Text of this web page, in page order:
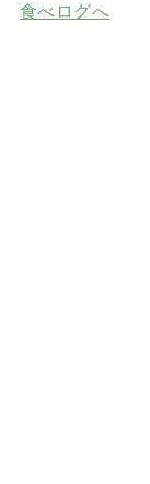
食べログへ